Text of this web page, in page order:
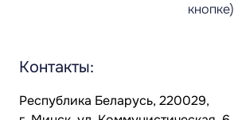
кнопке)
Контакты:
Республика Беларусь, 220029,